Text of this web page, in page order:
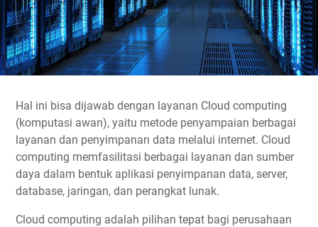
Hal ini bisa dijawab dengan layanan Cloud computing
(komputasi awan), yaitu metode penyampaian berbagai
layanan dan penyimpanan data melalui internet. Cloud
computing memfasilitasi berbagai layanan dan sumber
daya dalam bentuk aplikasi penyimpanan data, server,
database, jaringan, dan perangkat lunak.
Cloud computing adalah pilihan tepat bagi perusahaan